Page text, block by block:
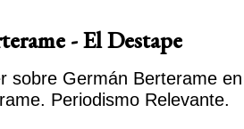
- El Destape
sobre Germán Berterame
Periodismo Relevante.